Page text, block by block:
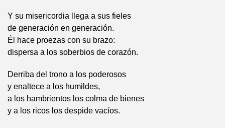
Y su misericordia llega a sus fieles
de generación en generación.
Él hace proezas con su brazo:
dispersa a los soberbios de corazón.
Derriba del trono a los poderosos
y enaltece a los humildes,
a los hambrientos los colma de bienes
y a los ricos los despide vacíos.